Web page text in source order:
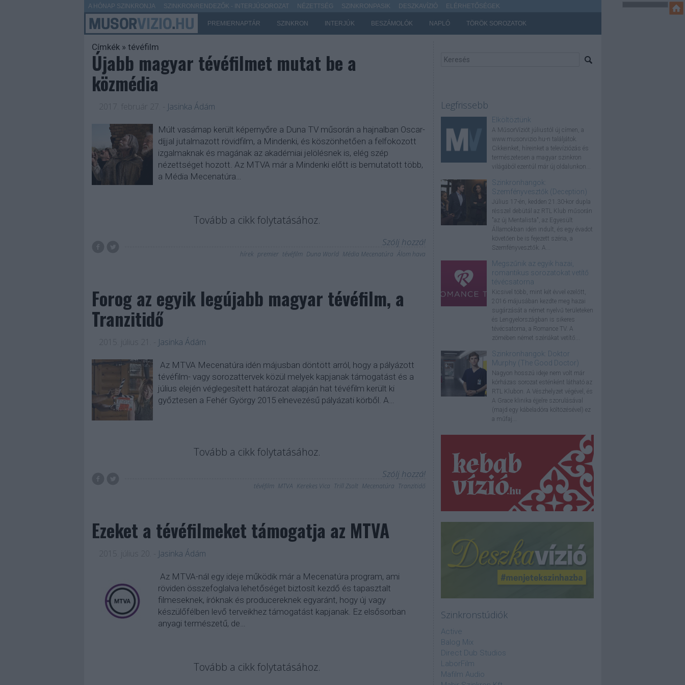
PREMIERNAPTÁR SZINKRON INTERJÚK BESZÁMOLÓK NAPLÓ TÖRÖK SOROZATOK
A HÓNAP SZINKRONJA SZINKRONRENDEZŐK - INTERJÚSOROZAT NÉZETTSÉG SZINKRONPASIK DESZKAVÍZIÓ ELÉRHETŐSÉGEK
Címkék» tévéfilm
Újabb magyar tévéfilmet mutat be a
közmédia
2017. február 27. Jasinka Ádám
Múlt vasárnap került képernyőre a Duna TV műsorán a hajnalban Oscar-
díjjal jutalmazott rövidfilm, a Mindenki, és köszönhetően a felfokozott
izgalmaknak és magának az akadémiai jelölésnek is, elég szép
nézettséget hozott. Az MTVA már a Mindenki előtt is bemutatott több,
a Média Mecenatúra…
Tovább a cikk folytatásához.
Szólj hozzá!
hírek premier tévéfilm Duna World Média Mecenatúra Álom hava
Forog az egyik legújabb magyar tévéfilm, a
Tranzitidő
2015. július 21. Jasinka Ádám
Az MTVA Mecenatúra idén májusban döntött arról, hogy a pályázott
tévéfilm- vagy sorozattervek közül melyek kapjanak támogatást és a
július elején véglegesített határozat alapján hat tévéfilm került ki
győztesen a Fehér György 2015 elnevezésű pályázati körből. A…
Tovább a cikk folytatásához.
Szólj hozzá!
tévéfilm MTVA Kerekes Vica Trill Zsolt Mecenatúra Tranzitidő
Ezeket a tévéfilmeket támogatja az MTVA
2015. július 20. Jasinka Ádám
Az MTVA-nál egy ideje működik már a Mecenatúra program, ami
röviden összefoglalva lehetőséget biztosít kezdő és tapasztalt
filmeseknek, íróknak és producereknek egyaránt, hogy új vagy
készülőfélben levő terveikhez támogatást kapjanak. Ez elsősorban
anyagi természetű, de…
Tovább a cikk folytatásához.
Legfrissebb
Elköltöztünk
A MűsorVíziót júliustól új címen, a
www.musorvizio.hu-n találjátok.
Cikkeinket, híreinket a televíziózás és
természetesen a magyar szinkron
világából ezentúl már új oldalunkon...
Szinkronhangok:
Szemfényvesztők (Deception)
Július 17-én, kedden 21.30-kor dupla
résszel debütál az RTL Klub műsorán
"az új Mentalista", az Egyesült
Államokban idén indult, és egy évadot
követően be is fejezett széria, a
Szemfényvesztők. A...
Megszűnik az egyik hazai,
romantikus sorozatokat vetítő
tévécsatorna
Kicsivel több, mint két évvel ezelőtt,
2016 májusában kezdte meg hazai
sugárzását a német nyelvű területeken
és Lengyelországban is sikeres
tévécsatorna, a Romance TV. A
zömében német szériákat vetítő...
Szinkronhangok: Doktor
Murphy (The Good Doctor)
Nagyon hosszú ideje nem volt már
kórházas sorozat esténként látható az
RTL Klubon. A Vészhelyzet végével, és
A Grace klinika éjjelre szorulásával
(majd egy kábeladóra költözésével) ez
a műfaj...
Szinkronstúdiók
Active
Balog Mix
Direct Dub Studios
LaborFilm
Mafilm Audio